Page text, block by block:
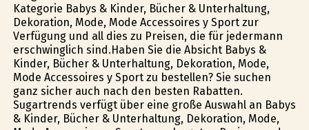
Kategorie Babys & Kinder, Bücher & Unterhaltung,
Dekoration, Mode, Mode Accessoires y Sport zur
Verfügung und all dies zu Preisen, die für jedermann
erschwinglich sind.Haben Sie die Absicht Babys &
Kinder, Bücher & Unterhaltung, Dekoration, Mode,
Mode Accessoires y Sport zu bestellen? Sie suchen
ganz sicher auch nach den besten Rabatten.
Sugartrends verfügt über eine große Auswahl an Babys
& Kinder, Bücher & Unterhaltung, Dekoration, Mode,